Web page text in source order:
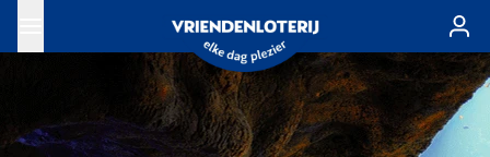
Ga naar de hoofdinhoud